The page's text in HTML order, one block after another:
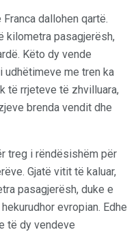
dallohen qartë.
kilometra pasagjerësh,
Këto dy vende
udhëtimeve me tren ka
të rrjeteve të zhvilluara,
brenda vendit dhe
treg i rëndësishëm për
Gjatë vitit të kaluar,
pasagjerësh, duke e
evropian. Edhe
të dy vendeve